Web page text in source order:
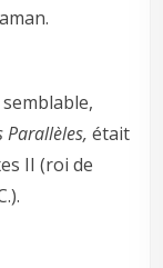
Parallèles, était
II (roi de